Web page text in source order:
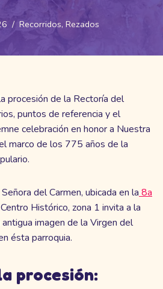
Recorridos, Rezados
procesión de la Rectoría del
puntos de referencia y el
celebración en honor a Nuestra
marco de los 775 años de la
del Carmen, ubicada en la 8a
Histórico, zona 1 invita a la
imagen de la Virgen del
ésta parroquia.
procesión: